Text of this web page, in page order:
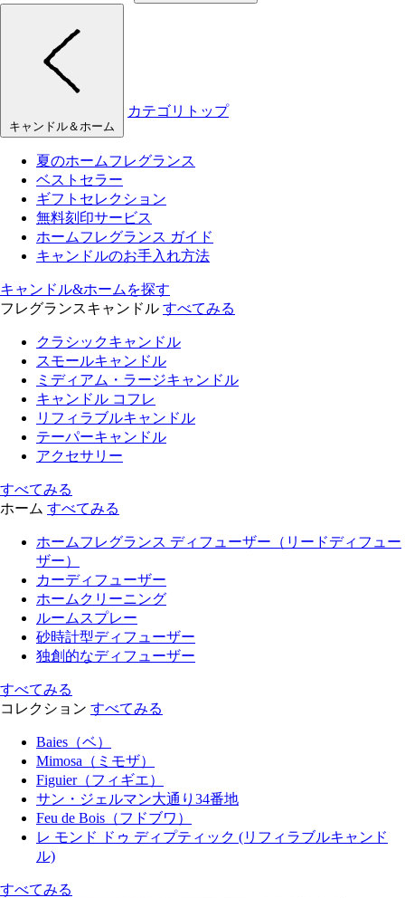
キャンドル＆ホーム
カテゴリトップ
夏のホームフレグランス
ベストセラー
ギフトセレクション
無料刻印サービス
ホームフレグランス ガイド
キャンドルのお手入れ方法
キャンドル&ホームを探す
フレグランスキャンドル すべてみる
クラシックキャンドル
スモールキャンドル
ミディアム・ラージキャンドル
キャンドル コフレ
リフィラブルキャンドル
テーパーキャンドル
アクセサリー
すべてみる
ホーム すべてみる
ホームフレグランス ディフューザー（リードディフュー
ザー）
カーディフューザー
ホームクリーニング
ルームスプレー
砂時計型ディフューザー
独創的なディフューザー
すべてみる
コレクション すべてみる
Baies（ベ）
Mimosa（ミモザ）
Figuier（フィギエ）
サン・ジェルマン大通り34番地
Feu de Bois（フドブワ）
レ モンド ドゥ ディプティック (リフィラブルキャンド
ル)
すべてみる